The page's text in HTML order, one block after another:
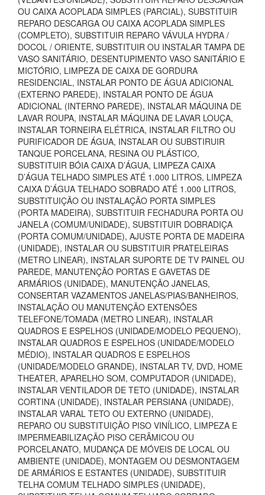
OU CAIXA ACOPLADA SIMPLES (PARCIAL), SUBSTITUIR
REPARO DESCARGA OU CAIXA ACOPLADA SIMPLES
(COMPLETO), SUBSTITUIR REPARO VÁVULA HYDRA /
DOCOL / ORIENTE, SUBSTITUIR OU INSTALAR TAMPA DE
VASO SANITÁRIO, DESENTUPIMENTO VASO SANITÁRIO E
MICTÓRIO, LIMPEZA DE CAIXA DE GORDURA
RESIDENCIAL, INSTALAR PONTO DE ÁGUA ADICIONAL
(EXTERNO PAREDE), INSTALAR PONTO DE ÁGUA
ADICIONAL (INTERNO PAREDE), INSTALAR MÁQUINA DE
LAVAR ROUPA, INSTALAR MÁQUINA DE LAVAR LOUÇA,
INSTALAR TORNEIRA ELÉTRICA, INSTALAR FILTRO OU
PURIFICADOR DE ÁGUA, INSTALAR OU SUBSTIRUIR
TANQUE PORCELANA, RESINA OU PLÁSTICO,
SUBSTITUIR BÓIA CAIXA D’ÁGUA, LIMPEZA CAIXA
D’ÁGUA TELHADO SIMPLES ATÉ 1.000 LITROS, LIMPEZA
CAIXA D’ÁGUA TELHADO SOBRADO ATÉ 1.000 LITROS,
SUBSTITUIÇÃO OU INSTALAÇÃO PORTA SIMPLES
(PORTA MADEIRA), SUBSTITUIR FECHADURA PORTA OU
JANELA (COMUM/UNIDADE), SUBSTITUIR DOBRADIÇA
(PORTA COMUM/UNIDADE), AJUSTE PORTA DE MADEIRA
(UNIDADE), INSTALAR OU SUBSTITUIR PRATELEIRAS
(METRO LINEAR), INSTALAR SUPORTE DE TV PAINEL OU
PAREDE, MANUTENÇÃO PORTAS E GAVETAS DE
ARMÁRIOS (UNIDADE), MANUTENÇÃO JANELAS,
CONSERTAR VAZAMENTOS JANELAS/PIAS/BANHEIROS,
INSTALAÇÃO OU MANUTENÇÃO EXTENSÕES
TELEFONE/TOMADA (METRO LINEAR), INSTALAR
QUADROS E ESPELHOS (UNIDADE/MODELO PEQUENO),
INSTALAR QUADROS E ESPELHOS (UNIDADE/MODELO
MÉDIO), INSTALAR QUADROS E ESPELHOS
(UNIDADE/MODELO GRANDE), INSTALAR TV, DVD, HOME
THEATER, APARELHO SOM, COMPUTADOR (UNIDADE),
INSTALAR VENTILADOR DE TETO (UNIDADE), INSTALAR
CORTINA (UNIDADE), INSTALAR PERSIANA (UNIDADE),
INSTALAR VARAL TETO OU EXTERNO (UNIDADE),
REPARO OU SUBSTITUIÇÃO PISO VINÍLICO, LIMPEZA E
IMPERMEABILIZAÇÃO PISO CERÂMICOU OU
PORCELANATO, MUDANÇA DE MÓVEIS DE LOCAL OU
AMBIENTE (UNIDADE), MONTAGEM OU DESMONTAGEM
DE ARMÁRIOS E ESTANTES (UNIDADE), SUBSTITUIR
TELHA COMUM TELHADO SIMPLES (UNIDADE),